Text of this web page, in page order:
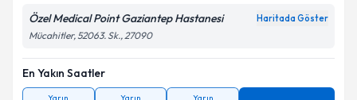
Metni'ni okudum ve kişisel verilerimin belirtilen
kapsamda işlenmesini kabul ediyorum.
Takvim Talebini Gönder
Özel Medical Point Gaziantep Hastanesi Haritada Göster
Mücahitler, 52063. Sk., 27090
En Yakın Saatler